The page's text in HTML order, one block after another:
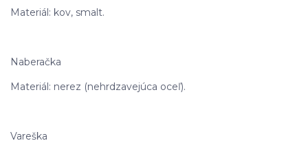
Materiál: kov, smalt.
Naberačka
Materiál: nerez (nehrdzavejúca oceľ).
Vareška